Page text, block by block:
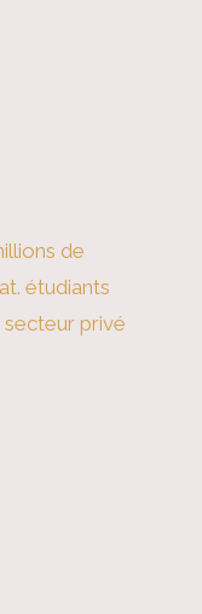
de
étudiants
secteur privé